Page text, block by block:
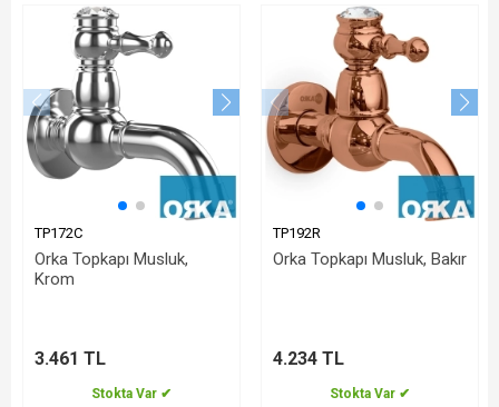
TP172C
Orka Topkapı Musluk,
Krom
3.461 TL
Stokta Var ✔
TP192R
Orka Topkapı Musluk, Bakır
4.234 TL
Stokta Var ✔